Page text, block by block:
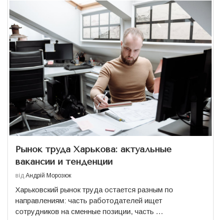
Рынок труда Харькова: актуальные
вакансии и тенденции
від Андрій Морозюк
Харьковский рынок труда остается разным по
направлениям: часть работодателей ищет
сотрудников на сменные позиции, часть …